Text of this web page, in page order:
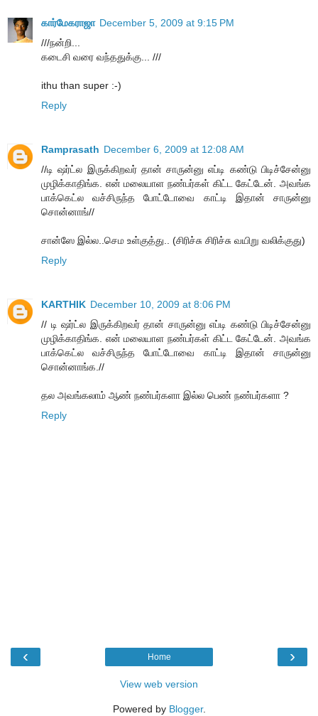
கார்மேகராஜா December 5, 2009 at 9:15 PM
///நன்றி...
கடைசி வரை வந்ததுக்கு... ///
ithu than super :-)
Reply
Ramprasath December 6, 2009 at 12:08 AM
//டி ஷர்ட்ல இருக்கிறவர் தான் சாருன்னு எப்டி கண்டு பிடிச்சேன்னு
முழிக்காதிங்க. என் மலையாள நண்பர்கள் கிட்ட கேட்டேன். அவங்க
பாக்கெட்ல வச்சிருந்த போட்டோவை காட்டி இதான் சாருன்னு
சொன்னாங்//
சான்ஸே இல்ல..செம உள்குத்து.. (சிரிச்சு சிரிச்சு வயிறு வலிக்குது)
Reply
KARTHIK December 10, 2009 at 8:06 PM
// டி ஷர்ட்ல இருக்கிறவர் தான் சாருன்னு எப்டி கண்டு பிடிச்சேன்னு
முழிக்காதிங்க. என் மலையாள நண்பர்கள் கிட்ட கேட்டேன். அவங்க
பாக்கெட்ல வச்சிருந்த போட்டோவை காட்டி இதான் சாருன்னு
சொன்னாங்க.//
தல அவங்கலாம் ஆண் நண்பர்களா இல்ல பெண் நண்பர்களா ?
Reply
‹ ›
Home
View web version
Powered by Blogger.